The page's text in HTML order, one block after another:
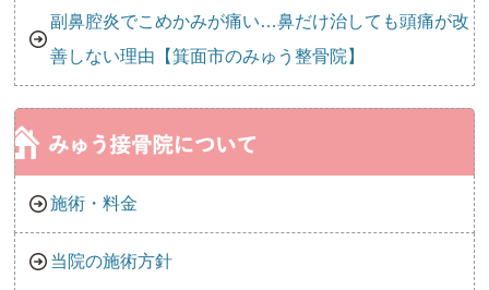
副鼻腔炎でこめかみが痛い…鼻だけ治しても頭痛が改
善しない理由【箕面市のみゅう整骨院】
施術・料金
当院の施術方針